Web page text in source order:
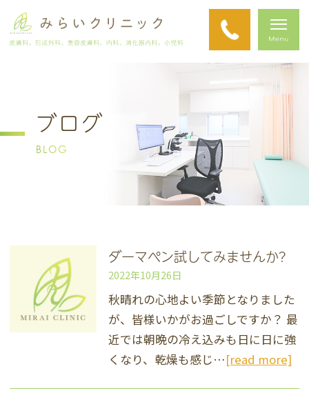
ブログ
BLOG
ダーマペン試してみませんか?
2022年10月26日
秋晴れの心地よい季節となりました
が、皆様いかがお過ごしですか？ 最
近では朝晩の冷え込みも日に日に強
くなり、乾燥も感じ…[read more]